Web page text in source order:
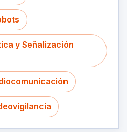
y Señalización